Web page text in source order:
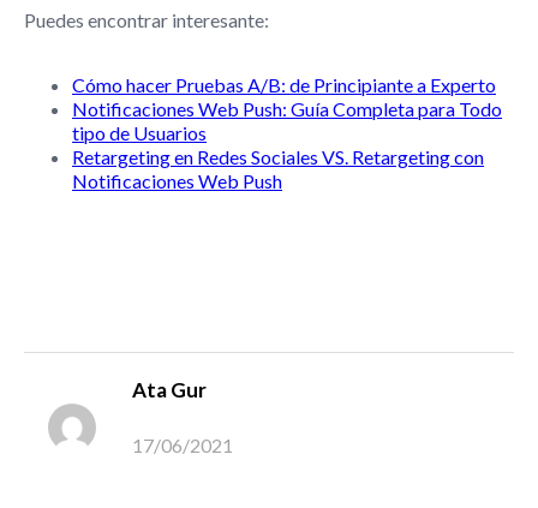
Puedes encontrar interesante:
Cómo hacer Pruebas A/B: de Principiante a Experto
Notificaciones Web Push: Guía Completa para Todo
tipo de Usuarios
Retargeting en Redes Sociales VS. Retargeting con
Notificaciones Web Push
Ata Gur
17/06/2021